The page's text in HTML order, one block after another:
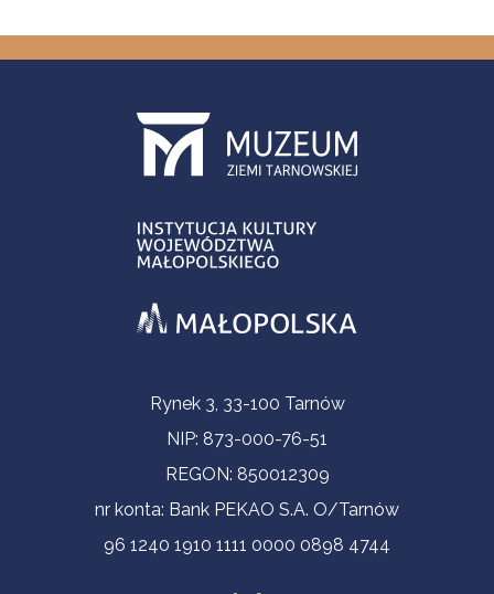
Informacje kontaktoweRynek 3, 33-100 Tarnów
NIP: 873-000-76-51
REGON: 850012309
nr konta: Bank PEKAO S.A. O/Tarnów
96 1240 1910 1111 0000 0898 4744